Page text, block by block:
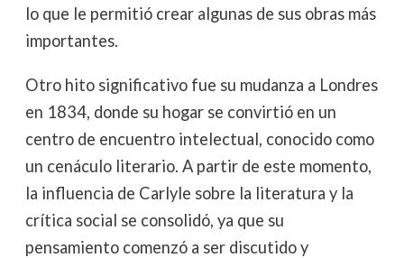
lo que le permitió crear algunas de sus obras más
importantes.
Otro hito significativo fue su mudanza a Londres
en 1834, donde su hogar se convirtió en un
centro de encuentro intelectual, conocido como
un cenáculo literario. A partir de este momento,
la influencia de Carlyle sobre la literatura y la
crítica social se consolidó, ya que su
pensamiento comenzó a ser discutido y